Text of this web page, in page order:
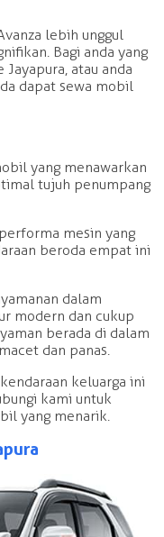
lebih unggul
Bagi anda yang
atau anda
dapat sewa mobil
yang menawarkan
tujuh penumpang
mesin yang
beroda empat ini
dalam
modern dan cukup
berada di dalam
dan panas.
keluarga ini
kami untuk
yang menarik.